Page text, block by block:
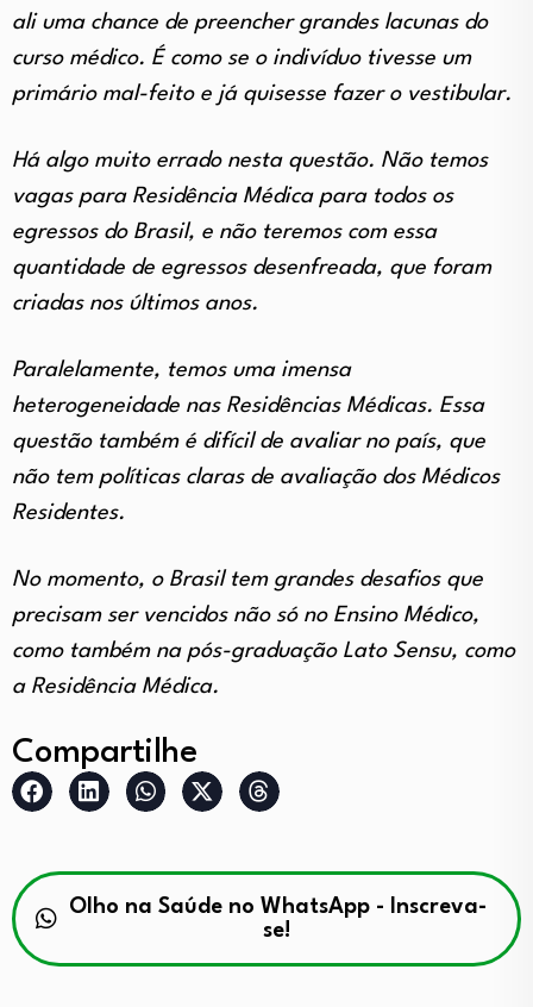
ali uma chance de preencher grandes lacunas do
curso médico. É como se o indivíduo tivesse um
primário mal-feito e já quisesse fazer o vestibular.
Há algo muito errado nesta questão. Não temos
vagas para Residência Médica para todos os
egressos do Brasil, e não teremos com essa
quantidade de egressos desenfreada, que foram
criadas nos últimos anos.
Paralelamente, temos uma imensa
heterogeneidade nas Residências Médicas. Essa
questão também é difícil de avaliar no país, que
não tem políticas claras de avaliação dos Médicos
Residentes.
No momento, o Brasil tem grandes desafios que
precisam ser vencidos não só no Ensino Médico,
como também na pós-graduação Lato Sensu, como
a Residência Médica.
Compartilhe
Olho na Saúde no WhatsApp - Inscreva-
se!